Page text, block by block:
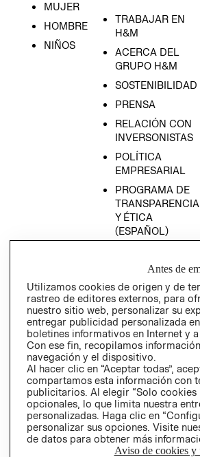
MUJER
HOMBRE
NIÑOS
TRABAJAR EN
H&M
ACERCA DEL
GRUPO H&M
SOSTENIBILIDAD
PRENSA
RELACIÓN CON
INVERSONISTAS
POLÍTICA
EMPRESARIAL
PROGRAMA DE
TRANSPARENCIA
Y ÉTICA
(ESPAÑOL)
TRANSPARENCIA
Colombia ($)
CAMBIAR REGIÓN
Antes de
Utilizamos cookies de origen y de
rastreo de editores externos, para
nuestro sitio web, personalizar su
entregar publicidad personalizada
boletines informativos en Internet y
Con ese fin, recopilamos
navegación y el dispositivo.
Al hacer clic en “Aceptar todas”,
compartamos esta información con
publicitarios. Al elegir “Solo cookies
opcionales, lo que limita nuestra
personalizadas. Haga clic en
personalizar sus opciones. Visite
de datos para obtener más
Aviso de cookies y